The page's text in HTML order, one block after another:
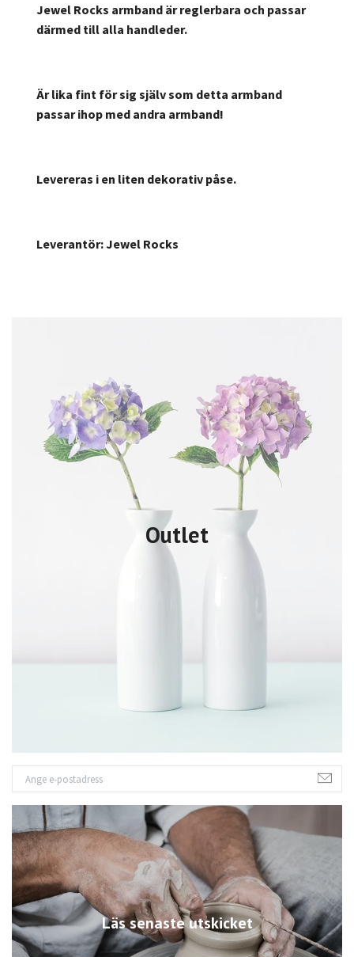
Outlet
Läs senaste utskicket
Jewel Rocks armband är reglerbara och passar
därmed till alla handleder.
Är lika fint för sig själv som detta armband
passar ihop med andra armband!
Levereras i en liten dekorativ påse.
Leverantör: Jewel Rocks